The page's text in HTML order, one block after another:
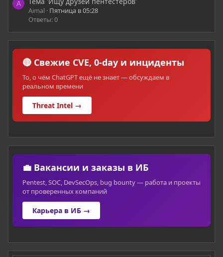
A
Aimal
Пятница в 05:28
Ответы: 0
🔴 Свежие CVE, 0-day и инциденты
То, о чём ChatGPT ещё не знает — обсуждаем в
реальном времени
Threat Intel →
💼 Вакансии и заказы в ИБ
Pentest, SOC, DevSecOps, bug bounty — работа и проекты
от проверенных компаний
Карьера в ИБ →